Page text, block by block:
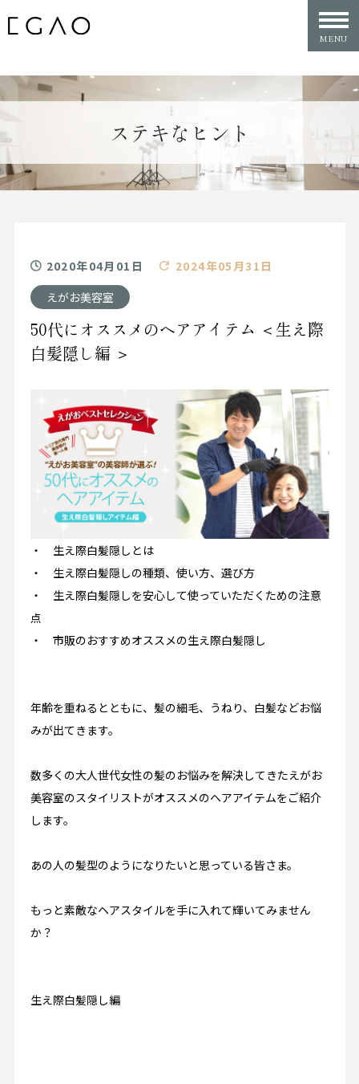
ステキなヒント
2020年04月01日
2024年05月31日
えがお美容室
50代にオススメのヘアアイテム ＜生え際
白髪隠し編 ＞
・ 生え際白髪隠しとは
・ 生え際白髪隠しの種類、使い方、選び方
・ 生え際白髪隠しを安心して使っていただくための注意
点
・ 市販のおすすめオススメの生え際白髪隠し
年齢を重ねるとともに、髪の細毛、うねり、白髪などお悩
みが出てきます。
数多くの大人世代女性の髪のお悩みを解決してきたえがお
美容室のスタイリストがオススメのヘアアイテムをご紹介
します。
あの人の髪型のようになりたいと思っている皆さま。
もっと素敵なヘアスタイルを手に入れて輝いてみません
か？
生え際白髪隠し編